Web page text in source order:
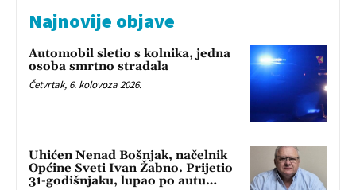
Najnovije objave
Automobil sletio s kolnika, jedna
osoba smrtno stradala
Četvrtak, 6. kolovoza 2026.
Uhićen Nenad Bošnjak, načelnik
Općine Sveti Ivan Žabno. Prijetio
31-godišnjaku, lupao po autu…